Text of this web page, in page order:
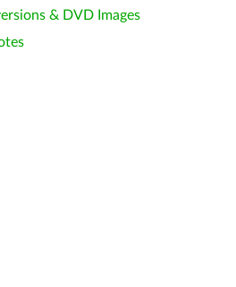
& DVD Images